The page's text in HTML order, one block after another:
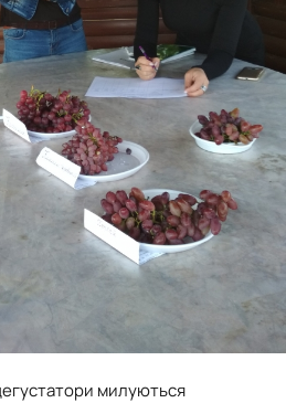
егустатори милуються